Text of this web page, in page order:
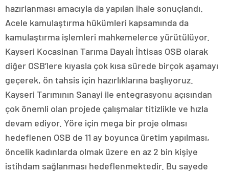
hazırlanması amacıyla da yapılan ihale sonuçlandı.
Acele kamulaştırma hükümleri kapsamında da
kamulaştırma işlemleri mahkemelerce yürütülüyor.
Kayseri Kocasinan Tarıma Dayalı İhtisas OSB olarak
diğer OSB’lere kıyasla çok kısa sürede birçok aşamayı
geçerek, ön tahsis için hazırlıklarına başlıyoruz.
Kayseri Tarımının Sanayi ile entegrasyonu açısından
çok önemli olan projede çalışmalar titizlikle ve hızla
devam ediyor. Yöre için mega bir proje olması
hedeflenen OSB de 11 ay boyunca üretim yapılması,
öncelik kadınlarda olmak üzere en az 2 bin kişiye
istihdam sağlanması hedeflenmektedir. Bu sayede